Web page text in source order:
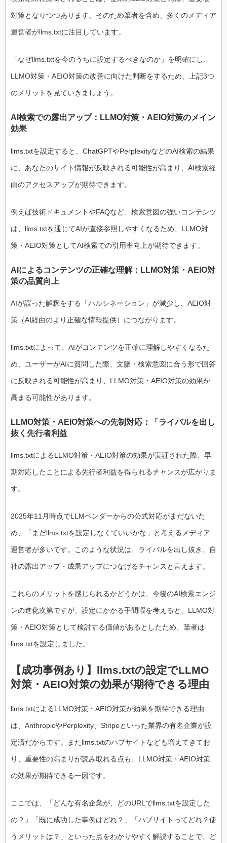
対策となりつつあります。そのため筆者を含め、多くのメディア
運営者がllms.txtに注目しています。
「なぜllms.txtを今のうちに設定するべきなのか」を明確にし、
LLMO対策・AEIO対策の改善に向けた判断をするため、上記3つ
のメリットを見ていきましょう。
AI検索での露出アップ：LLMO対策・AEIO対策のメイン
効果
llms.txtを設定すると、ChatGPTやPerplexityなどのAI検索の結果
に、あなたのサイト情報が反映される可能性が高まり、AI検索経
由のアクセスアップが期待できます。
例えば技術ドキュメントやFAQなど、検索意図の強いコンテンツ
は、llms.txtを通じてAIが直接参照しやすくなるため、LLMO対
策・AEIO対策としてAI検索での引用率向上が期待できます。
AIによるコンテンツの正確な理解：LLMO対策・AEIO対
策の品質向上
AIが誤った解釈をする「ハルシネーション」が減少し、AEIO対
策（AI経由のより正確な情報提供）につながります。
llms.txtによって、AIがコンテンツを正確に理解しやすくなるた
め、ユーザーがAIに質問した際、文脈・検索意図に合う形で回答
に反映される可能性が高まり、LLMO対策・AEIO対策の効果が
高まる可能性があります。
LLMO対策・AEIO対策への先制対応：「ライバルを出し
抜く先行者利益
llms.txtによるLLMO対策・AEIO対策の効果が実証された際、早
期対応したことによる先行者利益を得られるチャンスが広がりま
す。
2025年11月時点でLLMベンダーからの公式対応がまだないた
め、「まだllms.txtを設定しなくていいかな」と考えるメディア
運営者が多いです。このような状況は、ライバルを出し抜き、自
社の露出アップ・成果アップにつなげるチャンスと言えます。
これらのメリットを感じられるかどうかは、今後のAI検索エンジ
ンの進化次第ですが、設定にかかる手間暇を考えると、LLMO対
策・AEIO対策として検討する価値があるとしたため、筆者は
llms.txtを設定しました。
【成功事例あり】llms.txtの設定でLLMO
対策・AEIO対策の効果が期待できる理由
llms.txtによるLLMO対策・AEIO対策が効果を期待できる理由
は、AnthropicやPerplexity、Stripeといった業界の有名企業が設
定済だからです。またllms.txtのハブサイトなども増えてきてお
り、重要性の高まりが読み取れる点も、LLMO対策・AEIO対策
の効果が期待できる一因です。
ここでは、「どんな有名企業が、どのURLでllms.txtを設定した
の？」「既に成功した事例はどれ？」「ハブサイトってどれ？使
うメリットは？」といった点をわかりやすく解説することで、ど